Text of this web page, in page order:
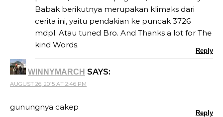
Babak berikutnya merupakan klimaks dari
cerita ini, yaitu pendakian ke puncak 3726
mdpl. Atau tuned Bro. And Thanks a lot for The
kind Words.
Reply
WINNYMARCH SAYS:
AUGUST 26, 2015 AT 2:46 PM
gunungnya cakep
Reply